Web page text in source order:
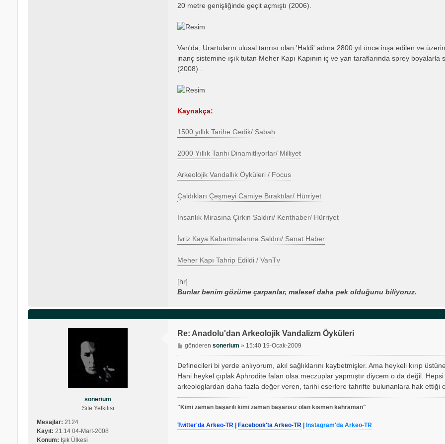
20 metre genişliğinde geçit açmıştı (2006).
Van'da, Urartuların ulusal tanrısı olan 'Haldi' adına 2800 yıl önce inşa edilen ve
inanç sistemine ışık tutan Meher Kapı Kapının iç ve yan taraflarında sprey boyalarla
(2008) .
Kaynakça:
1500 yıllık Tarihe Gedik/ Sabah
2000 Yıllık Tarihi Dinamitliyorlar/ Milliyet
Arkeolojik Vandallık Öyküleri / Focus
Çaldıkları Çeşmeyi Camiye Bıraktılar/ Hürriyet
İnsanlık Mirasına Çirkin Saldırı/ Kenthaber/ Hürriyet
İvriz Kaya Kabartmalarına Saldırı/ Sanat Haber
Meher Kapı Tahrip Edildi / VanTv
[hr]
Bunlar benim gözüme çarpanlar, malesef daha pek olduğunu biliyoruz.
sonerium
Site Yetkilisi
Mesajlar: 2124
Kayıt: 21:14 04-Mart-2008
Konum: Işık Ülkesi
Re: Anadolu'dan Arkeolojik Vandalizm Öyküleri
M
e
j
gönderensonerium » 15:40 19-Ocak-2009
Definecileri bi yerde anlıyorum, akıl sağlıklarını kaybetmişler. Ama heykeli kırıp
Hani heykel çıplak Aphrodite falan olsa meczuplar yapmıştır diycem o da değil.
arkeologlardan daha fazla değer veren, tarihi eserlere tahrifte bulunanlara hak ettiği
"Kimi zaman başarılı kimi zaman başarısız olan kısmen kahraman"
Twitter'da Arkeo-TR | Facebook'ta Arkeo-TR | Instagram'da Arkeo-TR